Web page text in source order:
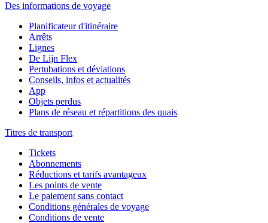
Des informations de voyage
Planificateur d'itinéraire
Arrêts
Lignes
De Lijn Flex
Pertubations et déviations
Conseils, infos et actualités
App
Objets perdus
Plans de réseau et répartitions des quais
Titres de transport
Tickets
Abonnements
Réductions et tarifs avantageux
Les points de vente
Le paiement sans contact
Conditions générales de voyage
Conditions de vente